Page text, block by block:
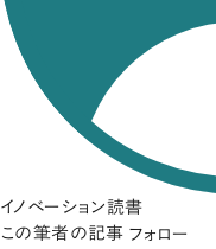
イノベーション読書
この筆者の記事 フォロー